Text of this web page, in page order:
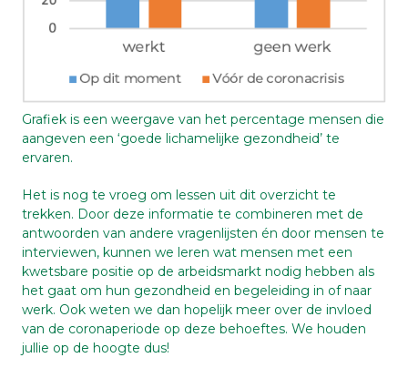
Grafiek is een weergave van het percentage mensen die
aangeven een ‘goede lichamelijke gezondheid’ te
ervaren.
Het is nog te vroeg om lessen uit dit overzicht te
trekken. Door deze informatie te combineren met de
antwoorden van andere vragenlijsten én door mensen te
interviewen, kunnen we leren wat mensen met een
kwetsbare positie op de arbeidsmarkt nodig hebben als
het gaat om hun gezondheid en begeleiding in of naar
werk. Ook weten we dan hopelijk meer over de invloed
van de coronaperiode op deze behoeftes. We houden
jullie op de hoogte dus!